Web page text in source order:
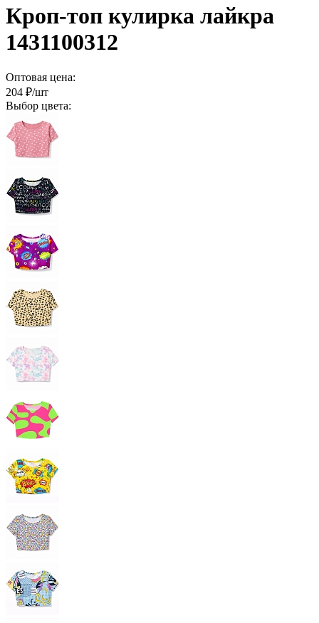
Кроп-топ кулирка лайкра
1431100312
Оптовая цена:
204 ₽/шт
Выбор цвета: